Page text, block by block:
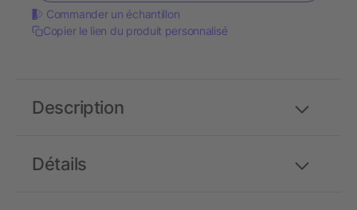
Commander un échantillon
Copier le lien du produit personnalisé
Détails
Description